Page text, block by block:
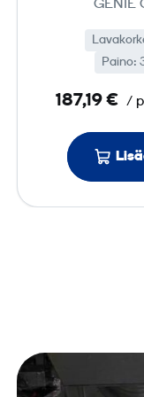
i
GENIE
Paino:
187,19 € /